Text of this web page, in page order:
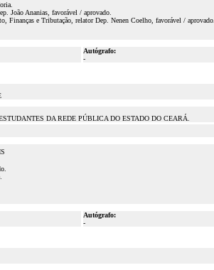
João Ananias, favorável / aprovado.
Finanças e Tributação, relator Dep. Nenen Coelho, favorável / aprovado.
Autógrafo:
-
DA REDE PÚBLICA DO ESTADO DO CEARÁ.
Autógrafo:
-